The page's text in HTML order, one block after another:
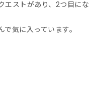
エストがあり、2つ目にな
気に入っています。